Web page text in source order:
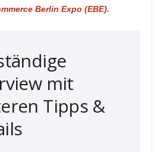
Berlin Expo (EBE).
mit
Tipps &